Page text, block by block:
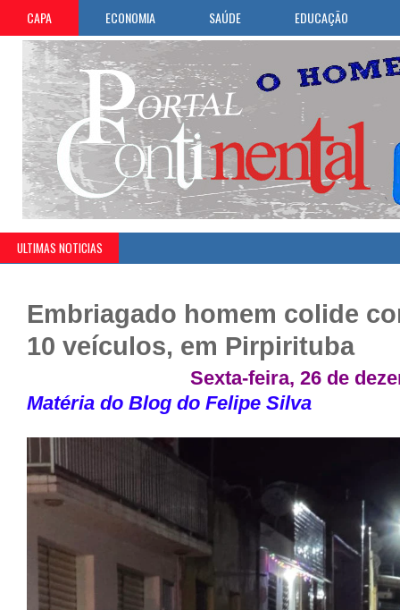
CAPA ECONOMIA SAÚDE EDUCAÇÃO
ULTIMAS NOTICIAS
Embriagado homem colide
10 veículos, em Pirpirituba
Sexta-feira, 26 de
Matéria do Blog do Felipe Silva